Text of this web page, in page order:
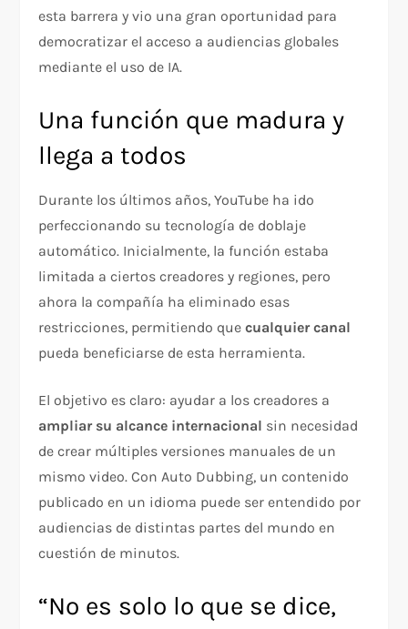
esta barrera y vio una gran oportunidad para
democratizar el acceso a audiencias globales
mediante el uso de IA.
Una función que madura y
llega a todos
Durante los últimos años, YouTube ha ido
perfeccionando su tecnología de doblaje
automático. Inicialmente, la función estaba
limitada a ciertos creadores y regiones, pero
ahora la compañía ha eliminado esas
restricciones, permitiendo quecualquier canal
pueda beneficiarse de esta herramienta.
El objetivo es claro: ayudar a los creadores a
ampliar su alcance internacional sin necesidad
de crear múltiples versiones manuales de un
mismo video. Con Auto Dubbing, un contenido
publicado en un idioma puede ser entendido por
audiencias de distintas partes del mundo en
cuestión de minutos.
“No es solo lo que se dice,